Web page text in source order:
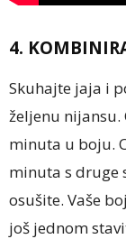
4.
Skuhajte jaja i
željenu
minuta u boju.
minuta s druge
osušite. Vaše
još jednom